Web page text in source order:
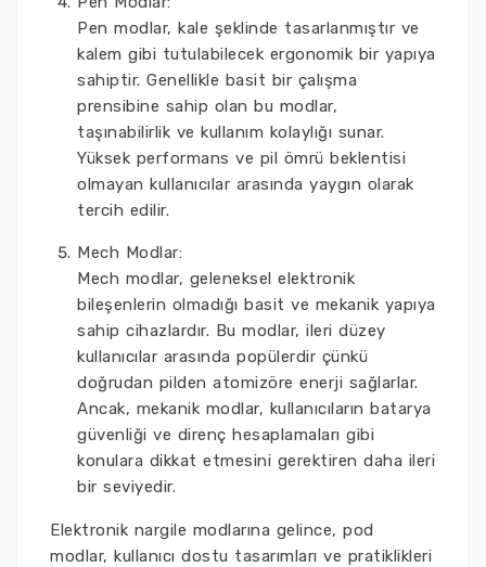
Pen modlar, kale şeklinde tasarlanmıştır ve
kalem gibi tutulabilecek ergonomik bir yapıya
sahiptir. Genellikle basit bir çalışma
prensibine sahip olan bu modlar,
taşınabilirlik ve kullanım kolaylığı sunar.
Yüksek performans ve pil ömrü beklentisi
olmayan kullanıcılar arasında yaygın olarak
tercih edilir.
Mech Modlar:
Mech modlar, geleneksel elektronik
bileşenlerin olmadığı basit ve mekanik yapıya
sahip cihazlardır. Bu modlar, ileri düzey
kullanıcılar arasında popülerdir çünkü
doğrudan pilden atomizöre enerji sağlarlar.
Ancak, mekanik modlar, kullanıcıların batarya
güvenliği ve direnç hesaplamaları gibi
konulara dikkat etmesini gerektiren daha ileri
bir seviyedir.
Elektronik nargile modlarına gelince, pod
modlar, kullanıcı dostu tasarımları ve pratiklikleri